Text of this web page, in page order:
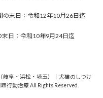
末日：令和12年10月26日迄
日：令和10年9月24日迄
岐阜・浜松・埼玉）｜犬猫のしつけ
行動治療 All Rights Reserved.